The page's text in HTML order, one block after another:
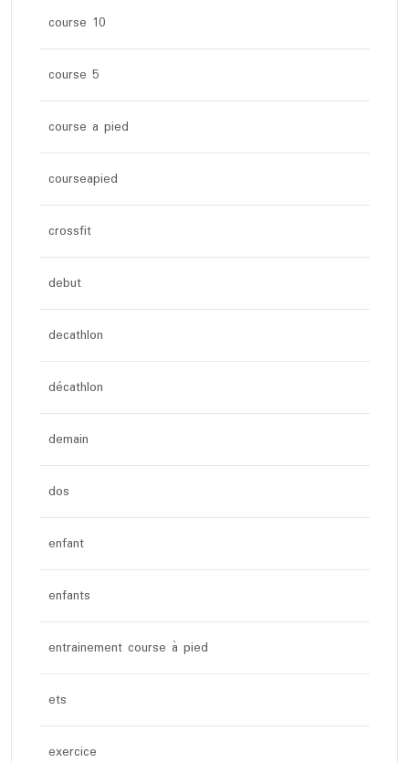
course 10
course 5
course a pied
courseapied
crossfit
debut
decathlon
décathlon
demain
dos
enfant
enfants
entrainement course à pied
ets
exercice